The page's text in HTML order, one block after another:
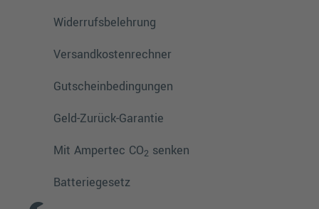
Widerrufsbelehrung
Versandkostenrechner
Gutscheinbedingungen
Geld-Zurück-Garantie
Mit Ampertec CO2 senken
Batteriegesetz